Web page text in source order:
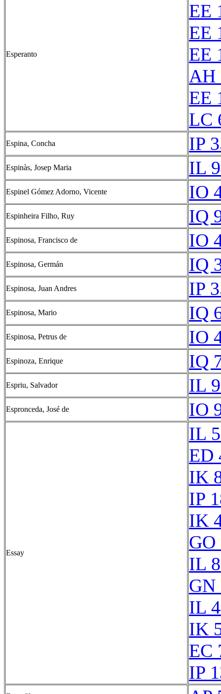
Esperanto
EE
EE
EE
AH
EE
LC
Espina, Concha IP
Espinàs, Josep Maria IL
Espinel Gómez Adorno, Vicente IO
Espinheira Filho, Ruy IQ
Espinosa, Francisco de IO
Espinosa, Germán IQ
Espinosa, Juan Andres IP
Espinosa, Mario IQ
Espinosa, Petrus de IO
Espinoza, Enrique IQ
Espriu, Salvador IL
Espronceda, José de IO
Essay
IL
ED
IK
IP
IK
GO
IL
GN
IL
IK
EC
IP